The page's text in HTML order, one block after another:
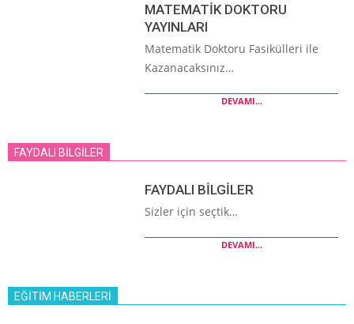
MATEMATİK DOKTORU
YAYINLARI
Matematik Doktoru Fasikülleri ile
Kazanacaksınız…
DEVAMI...
FAYDALI BİLGİLER
FAYDALI BİLGİLER
Sizler için seçtik…
DEVAMI...
EĞİTİM HABERLERİ